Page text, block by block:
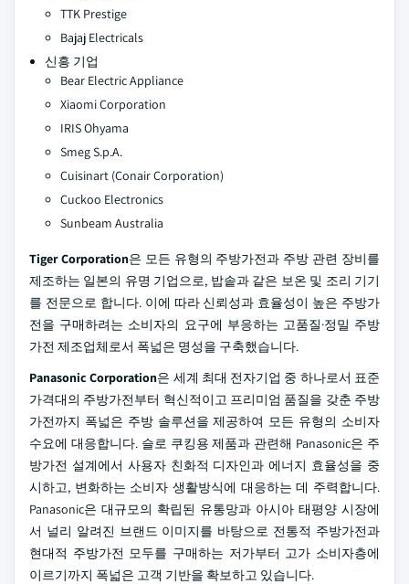
TTK Prestige
Bajaj Electricals
신흥 기업
Bear Electric Appliance
Xiaomi Corporation
IRIS Ohyama
Smeg S.p.A.
Cuisinart (Conair Corporation)
Cuckoo Electronics
Sunbeam Australia
Tiger Corporation은 모든 유형의 주방가전과 주방 관련 장비를
제조하는 일본의 유명 기업으로, 밥솥과 같은 보온 및 조리 기기
를 전문으로 합니다. 이에 따라 신뢰성과 효율성이 높은 주방가
전을 구매하려는 소비자의 요구에 부응하는 고품질·정밀 주방
가전 제조업체로서 폭넓은 명성을 구축했습니다.
Panasonic Corporation은 세계 최대 전자기업 중 하나로서 표준
가격대의 주방가전부터 혁신적이고 프리미엄 품질을 갖춘 주방
가전까지 폭넓은 주방 솔루션을 제공하여 모든 유형의 소비자
수요에 대응합니다. 슬로 쿠킹용 제품과 관련해 Panasonic은 주
방가전 설계에서 사용자 친화적 디자인과 에너지 효율성을 중
시하고, 변화하는 소비자 생활방식에 대응하는 데 주력합니다.
Panasonic은 대규모의 확립된 유통망과 아시아 태평양 시장에
서 널리 알려진 브랜드 이미지를 바탕으로 전통적 주방가전과
현대적 주방가전 모두를 구매하는 저가부터 고가 소비자층에
이르기까지 폭넓은 고객 기반을 확보하고 있습니다.